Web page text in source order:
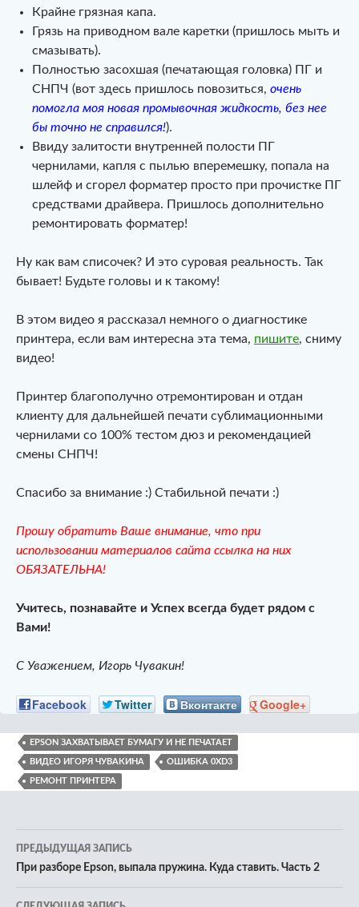
Крайне грязная капа.
Грязь на приводном вале каретки (пришлось мыть и
смазывать).
Полностью засохшая (печатающая головка) ПГ и
СНПЧ (вот здесь пришлось повозиться, очень
помогла моя новая промывочная жидкость, без нее
бы точно не справился!).
Ввиду залитости внутренней полости ПГ
чернилами, капля с пылью вперемешку, попала на
шлейф и сгорел форматер просто при прочистке ПГ
средствами драйвера. Пришлось дополнительно
ремонтировать форматер!
Ну как вам списочек? И это суровая реальность. Так
бывает! Будьте головы и к такому!
В этом видео я рассказал немного о диагностике
принтера, если вам интересна эта тема, пишите, сниму
видео!
Принтер благополучно отремонтирован и отдан
клиенту для дальнейшей печати сублимационными
чернилами со 100% тестом дюз и рекомендацией
смены СНПЧ!
Спасибо за внимание :) Стабильной печати :)
Прошу обратить Ваше внимание, что при
использовании материалов сайта ссылка на них
ОБЯЗАТЕЛЬНА!
Учитесь, познавайте и Успех всегда будет рядом с
Вами!
С Уважением, Игорь Чувакин!
Facebook Twitter Вконтакте Google+
EPSON ЗАХВАТЫВАЕТ БУМАГУ И НЕ ПЕЧАТАЕТ
ВИДЕО ИГОРЯ ЧУВАКИНА ОШИБКА 0XD3
РЕМОНТ ПРИНТЕРА
Навигация
по
записям
ПРЕДЫДУЩАЯ ЗАПИСЬ
При разборе Epson, выпала пружина. Куда ставить. Часть 2